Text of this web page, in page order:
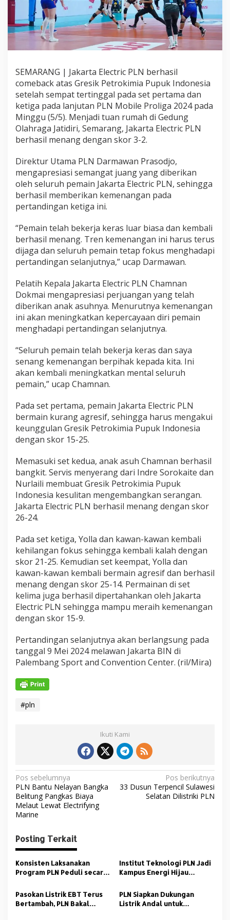
u
m
b
n
k
a
n
G
r
e
s
k
e
t
o
k
i
i
P
u
p
k
n
d
o
n
i
a
SEMARANG | Jakarta Electric PLN berhasil
comeback atas Gresik Petrokimia Pupuk Indonesia
setelah sempat tertinggal pada set pertama dan
ketiga pada lanjutan PLN Mobile Proliga 2024 pada
Minggu (5/5). Menjadi tuan rumah di Gedung
Olahraga Jatidiri, Semarang, Jakarta Electric PLN
berhasil menang dengan skor 3-2.
Direktur Utama PLN Darmawan Prasodjo,
mengapresiasi semangat juang yang diberikan
oleh seluruh pemain Jakarta Electric PLN, sehingga
berhasil memberikan kemenangan pada
pertandingan ketiga ini.
“Pemain telah bekerja keras luar biasa dan kembali
berhasil menang. Tren kemenangan ini harus terus
dijaga dan seluruh pemain tetap fokus menghadapi
pertandingan selanjutnya,” ucap Darmawan.
Pelatih Kepala Jakarta Electric PLN Chamnan
Dokmai mengapresiasi perjuangan yang telah
diberikan anak asuhnya. Menurutnya kemenangan
ini akan meningkatkan kepercayaan diri pemain
menghadapi pertandingan selanjutnya.
“Seluruh pemain telah bekerja keras dan saya
senang kemenangan berpihak kepada kita. Ini
akan kembali meningkatkan mental seluruh
pemain,” ucap Chamnan.
Pada set pertama, pemain Jakarta Electric PLN
bermain kurang agresif, sehingga harus mengakui
keunggulan Gresik Petrokimia Pupuk Indonesia
dengan skor 15-25.
Memasuki set kedua, anak asuh Chamnan berhasil
bangkit. Servis menyerang dari Indre Sorokaite dan
Nurlaili membuat Gresik Petrokimia Pupuk
Indonesia kesulitan mengembangkan serangan.
Jakarta Electric PLN berhasil menang dengan skor
26-24.
Pada set ketiga, Yolla dan kawan-kawan kembali
kehilangan fokus sehingga kembali kalah dengan
skor 21-25. Kemudian set keempat, Yolla dan
kawan-kawan kembali bermain agresif dan berhasil
menang dengan skor 25-14. Permainan di set
kelima juga berhasil dipertahankan oleh Jakarta
Electric PLN sehingga mampu meraih kemenangan
dengan skor 15-9.
Pertandingan selanjutnya akan berlangsung pada
tanggal 9 Mei 2024 melawan Jakarta BIN di
Palembang Sport and Convention Center. (ril/Mira)
#pln
Ikuti Kami
N
a
v
g
a
s
p
o
Pos sebelumnya
PLN Bantu Nelayan Bangka
Belitung Pangkas Biaya
Melaut Lewat Electrifying
Marine
Pos berikutnya
33 Dusun Terpencil Sulawesi
Selatan Dilistriki PLN
Posting Terkait
Konsisten Laksanakan
Program PLN Peduli secara
Anugerah CSR Terbaik dari
AMSI Sumsel
Institut Teknologi PLN Jadi
Kampus Energi Hijau
Pemanfaatan REC
Pasokan Listrik EBT Terus
Bertambah, PLN Bakal
PLN Siapkan Dukungan
Listrik Andal untuk